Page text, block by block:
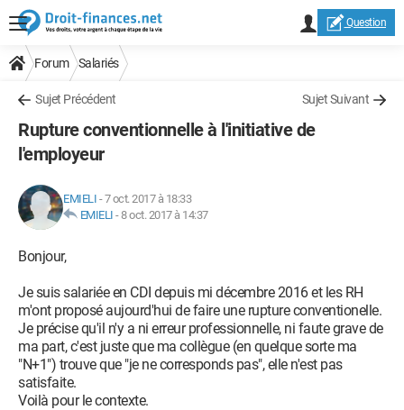
Question
Forum Salariés
Sujet Précédent Sujet Suivant
Rupture conventionnelle à l'initiative de
l'employeur
EMIELI -7 oct. 2017 à 18:33
EMIELI -8 oct. 2017 à 14:37
Bonjour,
Je suis salariée en CDI depuis mi décembre 2016 et les RH
m'ont proposé aujourd'hui de faire une rupture conventionelle.
Je précise qu'il n'y a ni erreur professionnelle, ni faute grave de
ma part, c'est juste que ma collègue (en quelque sorte ma
"N+1") trouve que "je ne corresponds pas", elle n'est pas
satisfaite.
Voilà pour le contexte.